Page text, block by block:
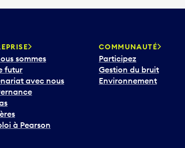
sommes
futur
avec nous
à Pearson
COMMUNAUTÉ
Participez
Gestion du bruit
Environnement